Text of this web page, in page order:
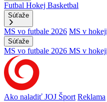
Futbal Hokej Basketbal
Súťaže
MS vo futbale 2026 MS v
Súťaže
MS vo futbale 2026 MS v
Ako naladiť JOJ Šport Reklama